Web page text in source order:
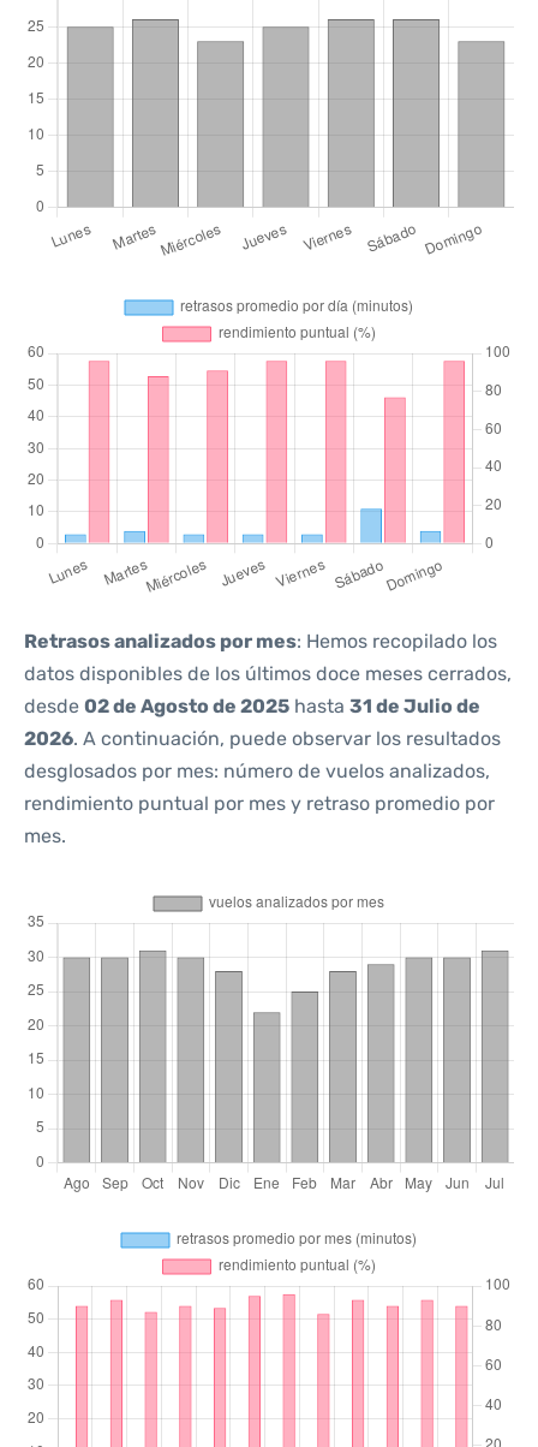
Retrasos analizados por mes: Hemos recopilado los
datos disponibles de los últimos doce meses cerrados,
desde 02 de Agosto de 2025 hasta 31 de Julio de
2026. A continuación, puede observar los resultados
desglosados por mes: número de vuelos analizados,
rendimiento puntual por mes y retraso promedio por
mes.